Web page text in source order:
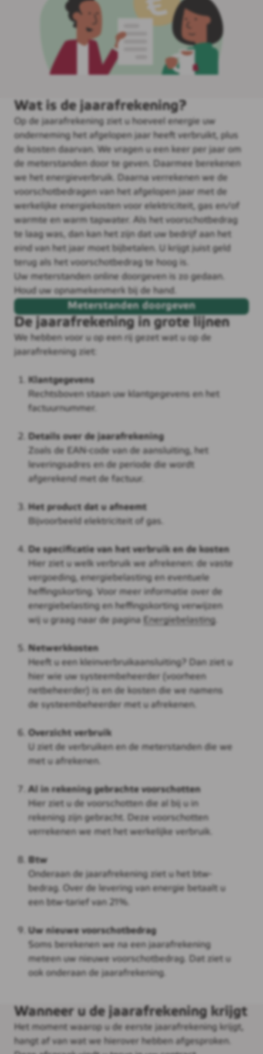
Wat is de jaarafrekening?
Op de jaarafrekening ziet u hoeveel energie uw
onderneming het afgelopen jaar heeft verbruikt, plus
de kosten daarvan. We vragen u een keer per jaar om
de meterstanden door te geven. Daarmee berekenen
we het energieverbruik. Daarna verrekenen we de
voorschotbedragen van het afgelopen jaar met de
werkelijke energiekosten voor elektriciteit, gas en/of
warmte en warm tapwater. Als het voorschotbedrag
te laag was, dan kan het zijn dat uw bedrijf aan het
eind van het jaar moet bijbetalen. U krijgt juist geld
terug als het voorschotbedrag te hoog is.
Uw meterstanden online doorgeven is zo gedaan.
Houd uw opnamekenmerk bij de hand.
Meterstanden doorgeven
De jaarafrekening in grote lijnen
We hebben voor u op een rij gezet wat u op de
jaarafrekening ziet:
Klantgegevens
Rechtsboven staan uw klantgegevens en het
factuurnummer.
Details over de jaarafrekening
Zoals de EAN-code van de aansluiting, het
leveringsadres en de periode die wordt
afgerekend met de factuur.
Het product dat u afneemt
Bijvoorbeeld elektriciteit of gas.
De specificatie van het verbruik en de kosten
Hier ziet u welk verbruik we afrekenen: de vaste
vergoeding, energiebelasting en eventuele
heffingskorting. Voor meer informatie over de
energiebelasting en heffingskorting verwijzen
wij u graag naar de pagina
Energiebelasting
Netwerkkosten
Heeft u een kleinverbruikaansluiting? Dan ziet u
hier wie uw systeembeheerder (voorheen
netbeheerder) is en de kosten die we namens
de systeembeheerder met u afrekenen.
Overzicht verbruik
U ziet de verbruiken en de meterstanden die we
met u afrekenen.
Al in rekening gebrachte voorschotten
Hier ziet u de voorschotten die al bij u in
rekening zijn gebracht. Deze voorschotten
verrekenen we met het werkelijke verbruik.
Btw
Onderaan de jaarafrekening ziet u het btw-
bedrag. Over de levering van energie betaalt u
een btw-tarief van 21%.
Uw nieuwe voorschotbedrag
Soms berekenen we na een jaarafrekening
meteen uw nieuwe voorschotbedrag. Dat ziet u
ook onderaan de jaarafrekening.
Wanneer u de jaarafrekening krijgt
Het moment waarop u de eerste jaarafrekening krijgt,
hangt af van wat we hierover hebben afgesproken.